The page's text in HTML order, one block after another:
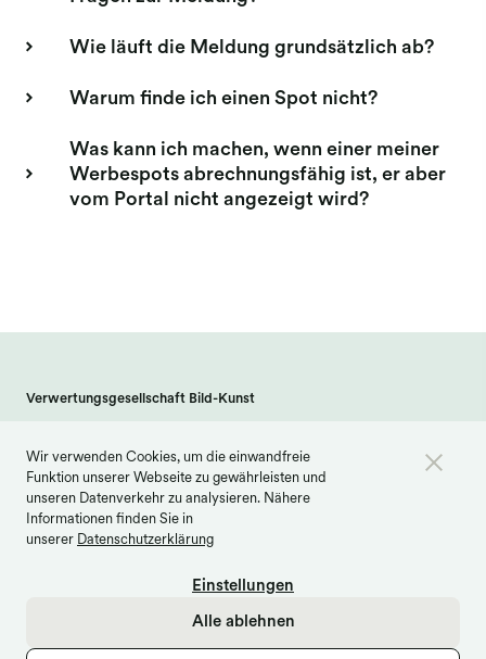
Wie läuft die Meldung grundsätzlich ab?
Warum finde ich einen Spot nicht?
Was kann ich machen, wenn einer meiner
Werbespots abrechnungsfähig ist, er aber
vom Portal nicht angezeigt wird?
Verwertungsgesellschaft Bild-Kunst
info@bildkunst.de·Telefon 0228 979 20 -600
Impressum Datenschutz
Barrierefreiheit Cookie Einstellungen
Wir verwenden Cookies, um die einwandfreie
Funktion unserer Webseite zu gewährleisten und
unseren Datenverkehr zu analysieren. Nähere
Informationen finden Sie in
unserer Datenschutzerklärung
Einstellungen
Alle ablehnen